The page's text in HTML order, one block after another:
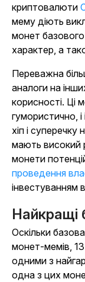
криптовалюти
мему діють
монет
характер, а
Переважна
аналоги на
корисності. Ці
гумористично,
хіп і
мають високий
монети
проведення
інвестуванням
Найкращі
Оскільки
монет-мемів,
одними з
одна з цих